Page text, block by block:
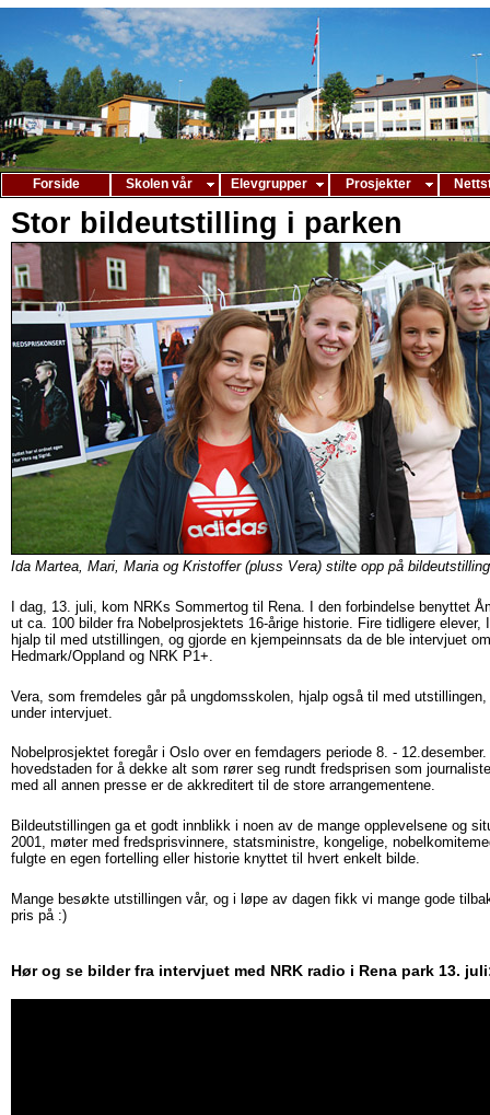
Forside Skolen vår Elevgrupper Prosjekter
Stor bildeutstilling i parken
Ida Martea, Mari, Maria og Kristoffer (pluss Vera) stilte opp på
I dag, 13. juli, kom NRKs Sommertog til Rena. I den forbindelse benyttet
ut ca. 100 bilder fra Nobelprosjektets 16-årige historie. Fire tidligere
hjalp til med utstillingen, og gjorde en kjempeinnsats da de ble intervjuet
Hedmark/Oppland og NRK P1+.
Vera, som fremdeles går på ungdomsskolen, hjalp også til med
under intervjuet.
Nobelprosjektet foregår i Oslo over en femdagers periode 8. -
hovedstaden for å dekke alt som rører seg rundt fredsprisen som
med all annen presse er de akkreditert til de store arrangementene.
Bildeutstillingen ga et godt innblikk i noen av de mange opplevelsene og
2001, møter med fredsprisvinnere, statsministre, kongelige,
fulgte en egen fortelling eller historie knyttet til hvert enkelt bilde.
Mange besøkte utstillingen vår, og i løpe av dagen fikk vi mange gode
pris på :)
Hør og se bilder fra intervjuet med NRK radio i Rena park 13.